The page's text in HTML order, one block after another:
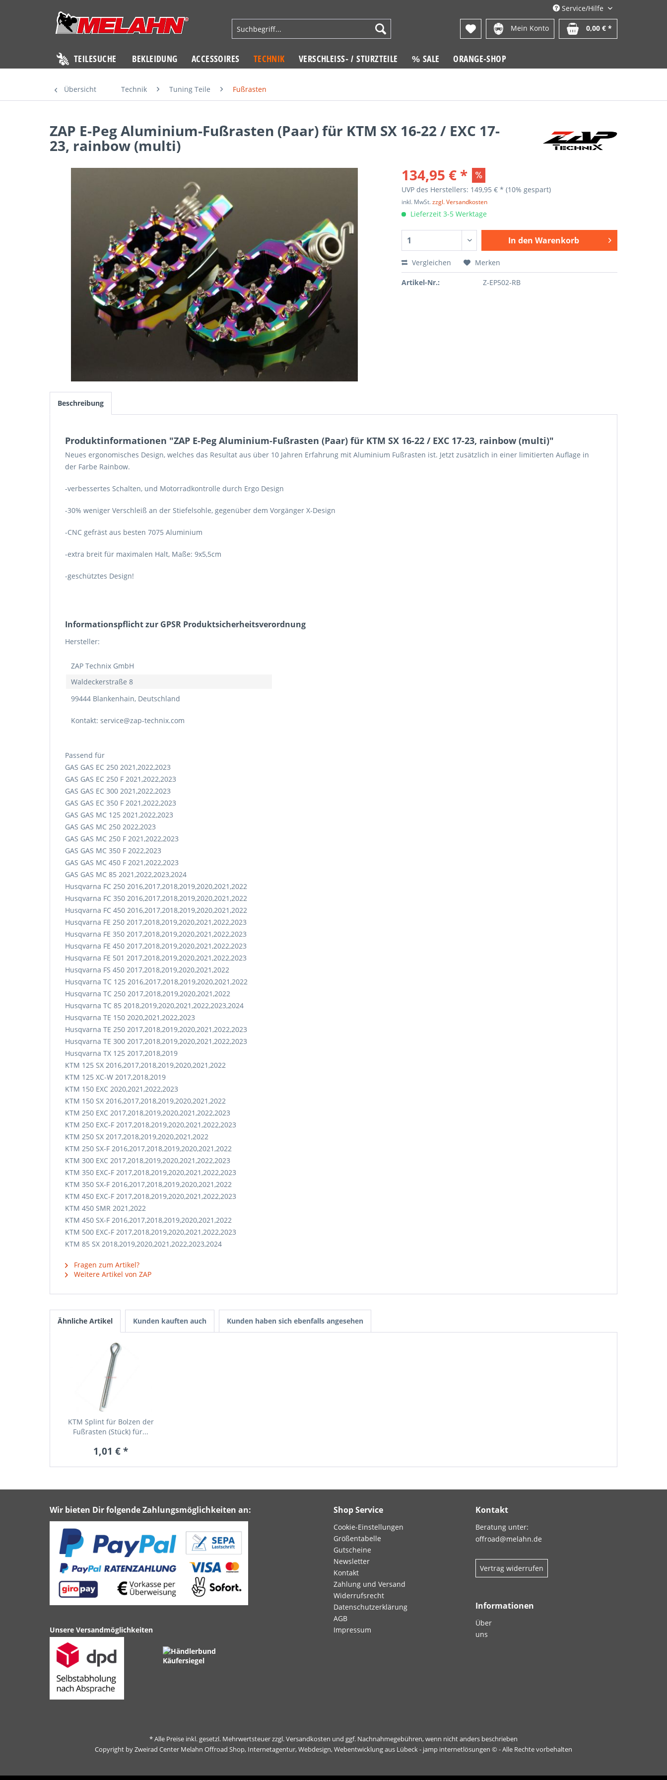
Service/Hilfe
Mein Konto 0,00 € *
TEILESUCHE BEKLEIDUNG ACCESSOIRES TECHNIK VERSCHLEISS- / STURZTEILE % SALE ORANGE-SHOP
Übersicht Technik Tuning Teile Fußrasten
ZAP E-Peg Aluminium-Fußrasten (Paar) für KTM SX 16-22 / EXC 17-
23, rainbow (multi)
134,95 € *
UVP des Herstellers: 149,95 € *(10% gespart)
inkl. MwSt.zzgl. Versandkosten
Lieferzeit 3-5 Werktage
In den Warenkorb
Vergleichen Merken
Artikel-Nr.: Z-EP502-RB
Beschreibung
Produktinformationen "ZAP E-Peg Aluminium-Fußrasten (Paar) für KTM SX 16-22 / EXC 17-23, rainbow (multi)"
Neues ergonomisches Design, welches das Resultat aus über 10 Jahren Erfahrung mit Aluminium Fußrasten ist. Jetzt zusätzlich in einer limitierten Auflage in
der Farbe Rainbow.
-verbessertes Schalten, und Motorradkontrolle durch Ergo Design
-30% weniger Verschleiß an der Stiefelsohle, gegenüber dem Vorgänger X-Design
-CNC gefräst aus besten 7075 Aluminium
-extra breit für maximalen Halt, Maße: 9x5,5cm
-geschütztes Design!
Informations­pflicht zur GPSR Produktsicherheits­verordnung
Hersteller:
ZAP Technix GmbH
Waldeckerstraße 8
99444 Blankenhain, Deutschland
Kontakt: service@zap-technix.com
Passend für
GAS GAS EC 250 2021,2022,2023
GAS GAS EC 250 F 2021,2022,2023
GAS GAS EC 300 2021,2022,2023
GAS GAS EC 350 F 2021,2022,2023
GAS GAS MC 125 2021,2022,2023
GAS GAS MC 250 2022,2023
GAS GAS MC 250 F 2021,2022,2023
GAS GAS MC 350 F 2022,2023
GAS GAS MC 450 F 2021,2022,2023
GAS GAS MC 85 2021,2022,2023,2024
Husqvarna FC 250 2016,2017,2018,2019,2020,2021,2022
Husqvarna FC 350 2016,2017,2018,2019,2020,2021,2022
Husqvarna FC 450 2016,2017,2018,2019,2020,2021,2022
Husqvarna FE 250 2017,2018,2019,2020,2021,2022,2023
Husqvarna FE 350 2017,2018,2019,2020,2021,2022,2023
Husqvarna FE 450 2017,2018,2019,2020,2021,2022,2023
Husqvarna FE 501 2017,2018,2019,2020,2021,2022,2023
Husqvarna FS 450 2017,2018,2019,2020,2021,2022
Husqvarna TC 125 2016,2017,2018,2019,2020,2021,2022
Husqvarna TC 250 2017,2018,2019,2020,2021,2022
Husqvarna TC 85 2018,2019,2020,2021,2022,2023,2024
Husqvarna TE 150 2020,2021,2022,2023
Husqvarna TE 250 2017,2018,2019,2020,2021,2022,2023
Husqvarna TE 300 2017,2018,2019,2020,2021,2022,2023
Husqvarna TX 125 2017,2018,2019
KTM 125 SX 2016,2017,2018,2019,2020,2021,2022
KTM 125 XC-W 2017,2018,2019
KTM 150 EXC 2020,2021,2022,2023
KTM 150 SX 2016,2017,2018,2019,2020,2021,2022
KTM 250 EXC 2017,2018,2019,2020,2021,2022,2023
KTM 250 EXC-F 2017,2018,2019,2020,2021,2022,2023
KTM 250 SX 2017,2018,2019,2020,2021,2022
KTM 250 SX-F 2016,2017,2018,2019,2020,2021,2022
KTM 300 EXC 2017,2018,2019,2020,2021,2022,2023
KTM 350 EXC-F 2017,2018,2019,2020,2021,2022,2023
KTM 350 SX-F 2016,2017,2018,2019,2020,2021,2022
KTM 450 EXC-F 2017,2018,2019,2020,2021,2022,2023
KTM 450 SMR 2021,2022
KTM 450 SX-F 2016,2017,2018,2019,2020,2021,2022
KTM 500 EXC-F 2017,2018,2019,2020,2021,2022,2023
KTM 85 SX 2018,2019,2020,2021,2022,2023,2024
Fragen zum Artikel?
Weitere Artikel von ZAP
Ähnliche Artikel Kunden kauften auch Kunden haben sich ebenfalls angesehen
KTM Splint für Bolzen der
Fußrasten (Stück) für...
1,01 € *
Wir bieten Dir folgende Zahlungsmöglichkeiten an:
Unsere Versandmöglichkeiten
Shop Service
Cookie-Einstellungen
Größentabelle
Gutscheine
Newsletter
Kontakt
Zahlung und Versand
Widerrufsrecht
Datenschutzerklärung
AGB
Impressum
Kontakt
Beratung unter:
offroad@melahn.de
Vertrag widerrufen
Informationen
Über
uns
* Alle Preise inkl. gesetzl. Mehrwertsteuer zzgl.Versandkosten und ggf. Nachnahmegebühren, wenn nicht anders beschrieben
Copyright by Zweirad Center Melahn Offroad Shop, Internetagentur, Webdesign, Webentwicklung aus Lübeck - jamp internetlösungen © - Alle Rechte vorbehalten